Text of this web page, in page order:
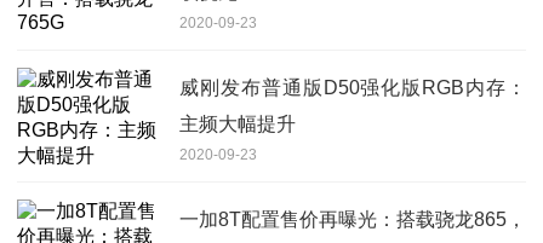
2020-09-23
威刚发布普通版D50强化版RGB内存：
主频大幅提升
2020-09-23
一加8T配置售价再曝光：搭载骁龙865，